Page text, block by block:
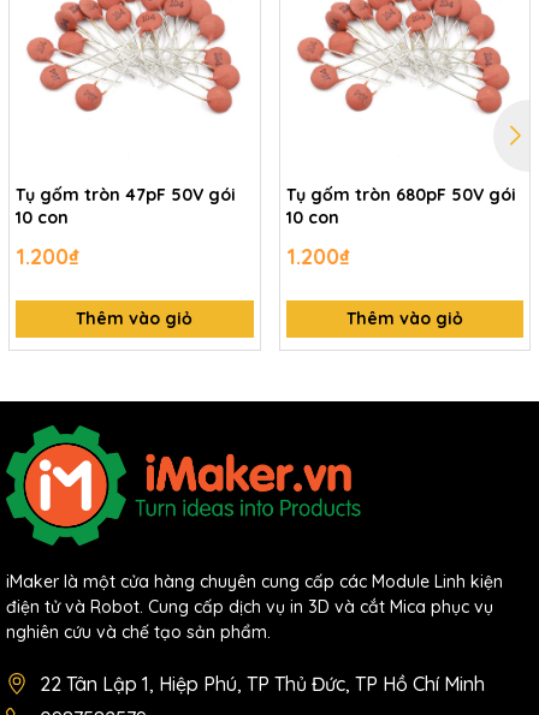
Tụ gốm tròn 47pF 50V gói
10 con
1.200₫
Thêm vào giỏ
Tụ gốm tròn 680pF 50V gói
10 con
1.200₫
Thêm vào giỏ
iMaker là một cửa hàng chuyên cung cấp các Module Linh kiện
điện tử và Robot. Cung cấp dịch vụ in 3D và cắt Mica phục vụ
nghiên cứu và chế tạo sản phẩm.
22 Tân Lập 1, Hiệp Phú, TP Thủ Đức, TP Hồ Chí Minh